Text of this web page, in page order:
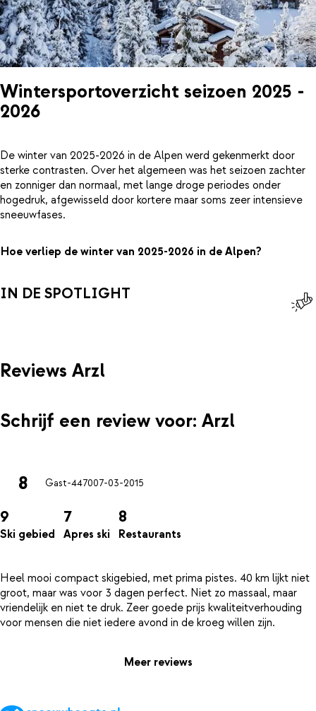
Wintersportoverzicht seizoen 2025 -
2026
De winter van 2025-2026 in de Alpen werd gekenmerkt door
sterke contrasten. Over het algemeen was het seizoen zachter
en zonniger dan normaal, met lange droge periodes onder
hogedruk, afgewisseld door kortere maar soms zeer intensieve
sneeuwfases.
Hoe verliep de winter van 2025-2026 in de Alpen?
IN DE SPOTLIGHT
Reviews Arzl
Schrijf een review voor: Arzl
8 Gast-447007-03-2015
9
Ski gebied
7
Apres ski
8
Restaurants
Heel mooi compact skigebied, met prima pistes. 40 km lijkt niet
groot, maar was voor 3 dagen perfect. Niet zo massaal, maar
vriendelijk en niet te druk. Zeer goede prijs kwaliteitverhouding
Meer reviews